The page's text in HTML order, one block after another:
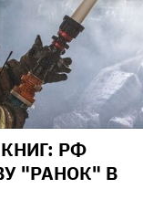
РФ
"РАНОК" В